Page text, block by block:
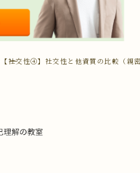
【社交性④】社交性と他資質の比較（親